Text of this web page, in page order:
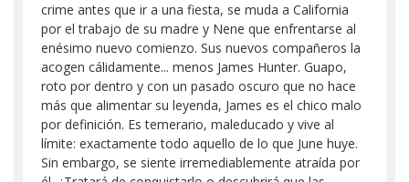
crime antes que ir a una fiesta, se muda a California
por el trabajo de su madre y Nene que enfrentarse al
enésimo nuevo comienzo. Sus nuevos compañeros la
acogen cálidamente... menos James Hunter. Guapo,
roto por dentro y con un pasado oscuro que no hace
más que alimentar su leyenda, James es el chico malo
por definición. Es temerario, maleducado y vive al
límite: exactamente todo aquello de lo que June huye.
Sin embargo, se siente irremediablemente atraída por